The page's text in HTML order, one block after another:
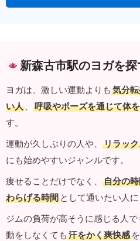
新森古市駅のヨガを探
ヨガは、激しい運動よりも 気分
い人 、 呼吸やポーズを通じて体
す。
運動が久しぶりの人や、
リラッ
にも始めやすいジャンルです。
痩せることだけでなく、
自分の
わらげる時間 として通いたい人に
ジムの負荷が高そうに感じる人
動をしなくても 汗をかく爽快感